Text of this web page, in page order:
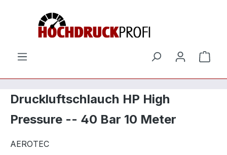
Zum Hauptinhalt springen
Druckluftschlauch HP High
Pressure -- 40 Bar 10 Meter
AEROTEC